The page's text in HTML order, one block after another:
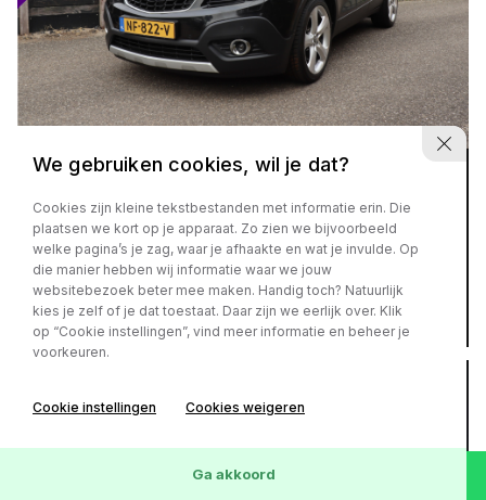
Opel Mokka
1.4 T Innovation
€ 10.450,- of € 181,- p/m
171.415 km Benzine 2016
We gebruiken cookies, wil je dat?
Cookies zijn kleine tekstbestanden met informatie erin. Die
plaatsen we kort op je apparaat. Zo zien we bijvoorbeeld
welke pagina’s je zag, waar je afhaakte en wat je invulde. Op
die manier hebben wij informatie waar we jouw
websitebezoek beter mee maken. Handig toch? Natuurlijk
kies je zelf of je dat toestaat. Daar zijn we eerlijk over. Klik
op “Cookie instellingen”, vind meer informatie en beheer je
voorkeuren.
Cookie instellingen Cookies weigeren
Ga akkoord